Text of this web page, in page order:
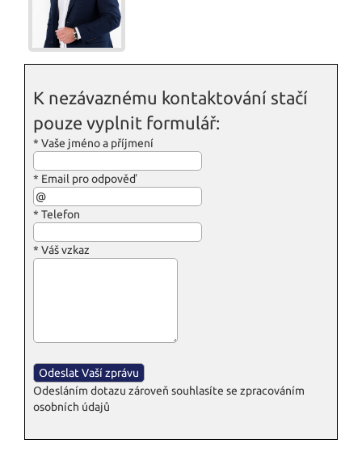
K nezávaznému kontaktování stačí
pouze vyplnit formulář:
* Vaše jméno a příjmení
* Email pro odpověď
* Telefon
* Váš vzkaz
Odesláním dotazu zároveň souhlasíte se zpracováním
osobních údajů